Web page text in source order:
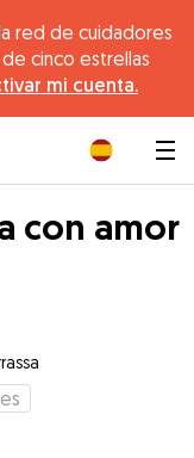
red de cuidadores
cinco estrellas
mi cuenta.
con amor